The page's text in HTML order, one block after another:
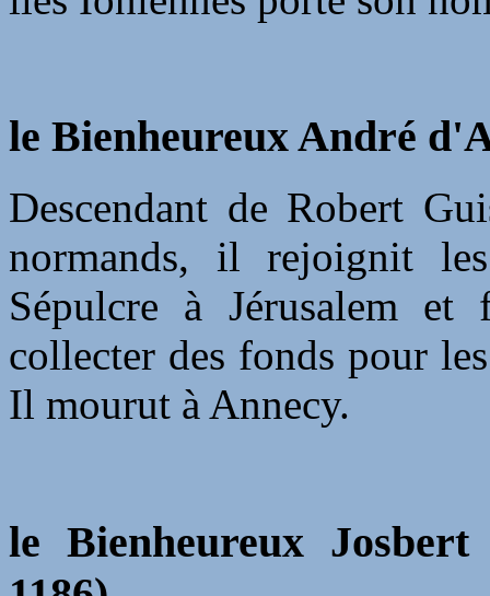
le Bienheureux André
Descendant de Robert
normands, il rejoignit
Sépulcre à Jérusalem
collecter des fonds pour
Il mourut à Annecy.
le Bienheureux